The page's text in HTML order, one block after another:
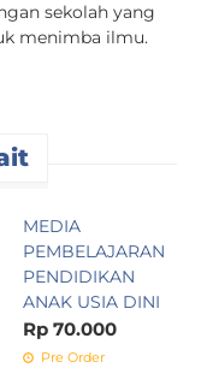
sekolah yang
menimba ilmu.
MEDIA
PEMBELAJARAN
PENDIDIKAN
ANAK USIA DINI
Rp 70.000
Pre Order